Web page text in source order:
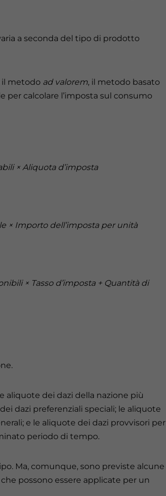
a seconda del tipo di prodotto
il metodo ad valorem, il metodo basato
per calcolare l’imposta sul consumo
× Aliquota d’imposta
× Importo dell’imposta per unità
× Tasso d’imposta + Quantità di
aliquote dei dazi della nazione più
dazi preferenziali speciali; le aliquote
e le aliquote dei dazi provvisori per
periodo di tempo.
Ma, comunque, sono previste alcune
possono essere applicate per un